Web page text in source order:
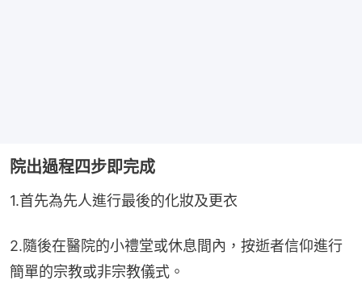
院出過程四步即完成
1.首先為先人進行最後的化妝及更衣
2.隨後在醫院的小禮堂或休息間內，按逝者信仰進行
簡單的宗教或非宗教儀式。